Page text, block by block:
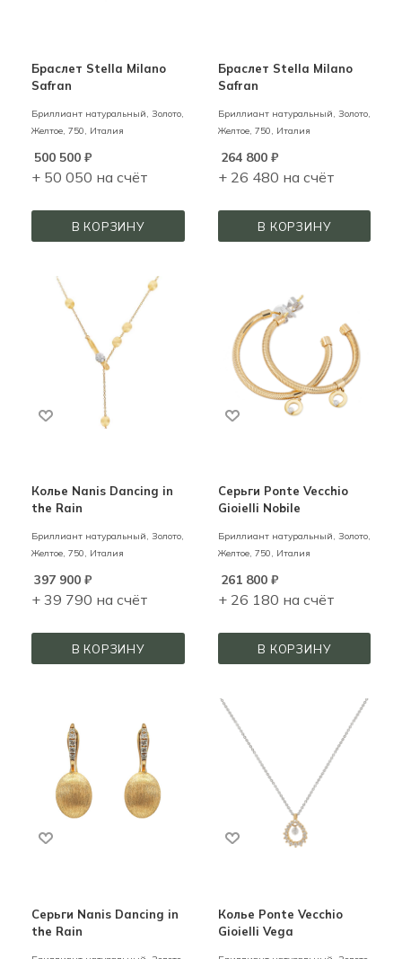
Браслет Stella Milano
Safran
Бриллиант натуральный, Золото,
Желтое, 750, Италия
500 500 ₽
+ 50 050 на счёт
В КОРЗИНУ
Браслет Stella Milano
Safran
Бриллиант натуральный, Золото,
Желтое, 750, Италия
264 800₽
+ 26 480 на счёт
В КОРЗИНУ
Колье Nanis Dancing in
the Rain
Бриллиант натуральный, Золото,
Желтое, 750, Италия
397 900 ₽
+ 39 790 на счёт
В КОРЗИНУ
Серьги Ponte Vecchio
Gioielli Nobile
Бриллиант натуральный, Золото,
Желтое, 750, Италия
261 800₽
+ 26 180 на счёт
В КОРЗИНУ
Серьги Nanis Dancing in
the Rain
Колье Ponte Vecchio
Gioielli Vega